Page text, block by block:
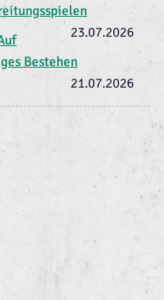
23.07.2026
Bestehen
21.07.2026